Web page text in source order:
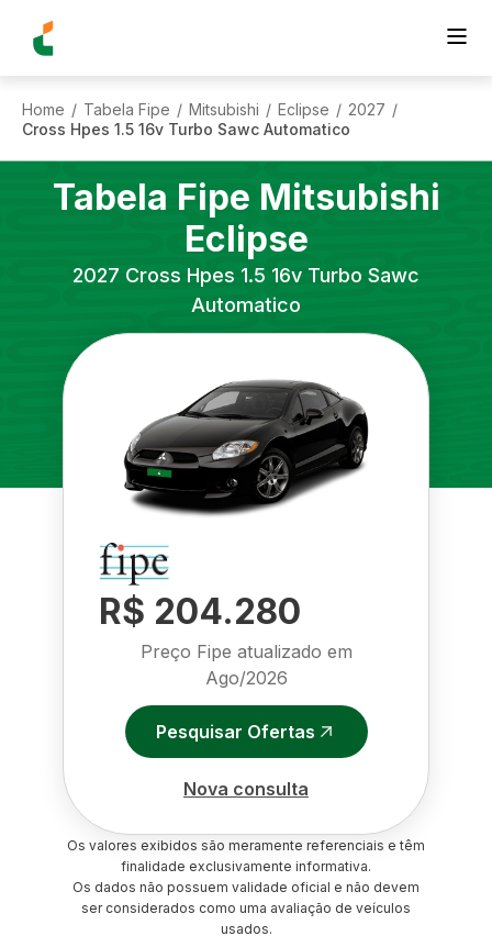
Home / Tabela Fipe / Mitsubishi / Eclipse / 2027 /
Cross Hpes 1.5 16v Turbo Sawc Automatico
Tabela Fipe Mitsubishi
Eclipse
2027 Cross Hpes 1.5 16v Turbo Sawc
Automatico
R$ 204.280
Preço Fipe atualizado em
Ago/2026
Pesquisar Ofertas
Nova consulta
Os valores exibidos são meramente referenciais e têm
finalidade exclusivamente informativa.
Os dados não possuem validade oficial e não devem
ser considerados como uma avaliação de veículos
usados.